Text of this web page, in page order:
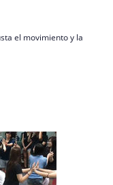
el movimiento y la